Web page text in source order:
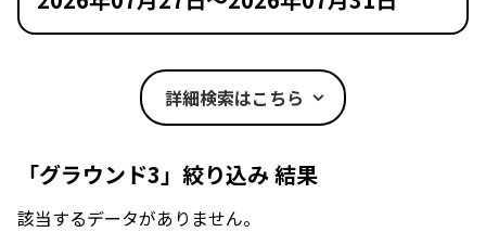
詳細検索はこちら
「グラウンド3」絞り込み 結果
該当するデータがありません。